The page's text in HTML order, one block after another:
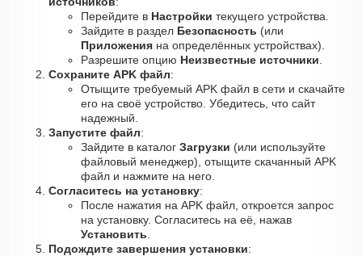
Перейдите в Настройки текущего устройства.
Зайдите в раздел Безопасность (или
Приложения на определённых устройствах).
Разрешите опцию Неизвестные источники
Сохраните APK файл:
Отыщите требуемый APK файл в сети и скачайте
его на своё устройство. Убедитесь, что сайт
надежный.
Запустите файл:
Зайдите в каталог Загрузки (или используйте
файловый менеджер), отыщите скачанный APK
файл и нажмите на него.
Согласитесь на установку:
После нажатия на APK файл, откроется запрос
на установку. Согласитесь на её, нажав
Установить
Подождите завершения установки: